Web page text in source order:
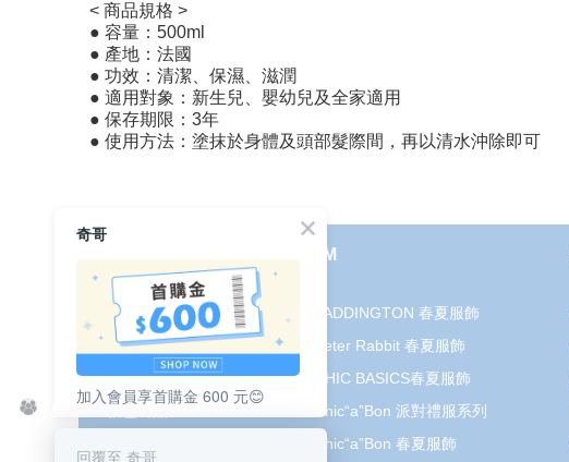
< 商品規格 >
● 容量：500ml
● 產地：法國
● 功效：清潔、保濕、滋潤
● 適用對象：新生兒、嬰幼兒及全家適用
● 保存期限：3年
● 使用方法：塗抹於身體及頭部髮際間，再以清水沖除即可
哺育用品
清潔護理
服飾推薦
線上DM
2026 PADDINGTON 春夏服飾
2026 Peter Rabbit 春夏服飾
2026 CHIC BASICS春夏服飾
2026 Chic“a”Bon 派對禮服系列
2026 Chic“a”Bon 春夏服飾
奇哥
加入會員享首購金 600 元😊
回覆至 奇哥